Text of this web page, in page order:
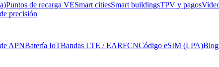
Puntos de recarga VESmart citiesSmart buildingsTPV y pagos
precisión
APNBatería IoTBandas LTE / EARFCNCódigo eSIM (LPA)Blog